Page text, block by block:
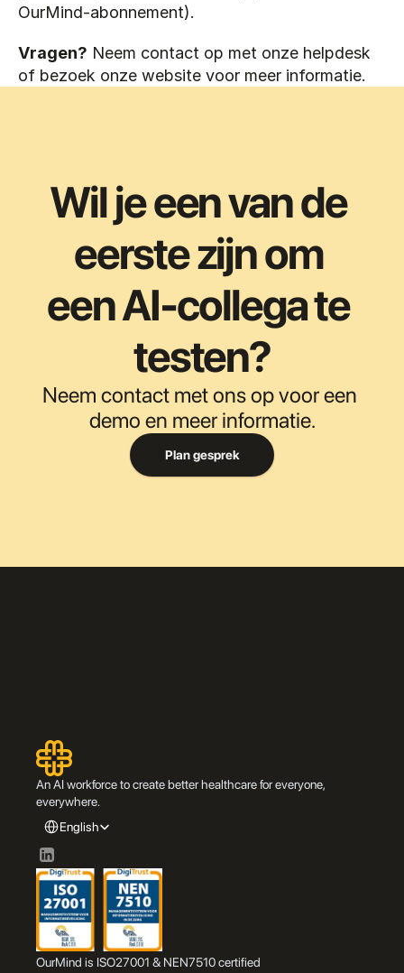
OurMind-abonnement).
Vragen? Neem contact op met onze helpdesk
of bezoek onze website voor meer informatie.
Wil je een van de
eerste zijn om
een AI-collega te
testen?
Neem contact met ons op voor een
demo en meer informatie.
Plan gesprek
An AI workforce to create better healthcare for everyone,
everywhere.
English
OurMind is ISO27001 & NEN7510 certified